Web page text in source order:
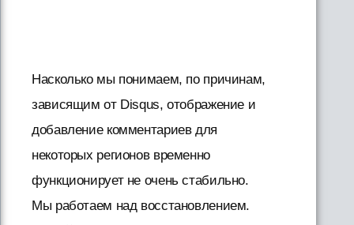
Насколько мы понимаем, по причинам,
зависящим от Disqus, отображение и
добавление комментариев для
некоторых регионов временно
функционирует не очень стабильно.
Мы работаем над восстановлением.